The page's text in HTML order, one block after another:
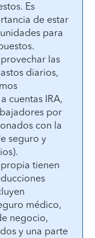
Es
de estar
para
las
diarios,
cuentas IRA,
por
con la
seguro y
tienen
médico,
negocio,
y una parte